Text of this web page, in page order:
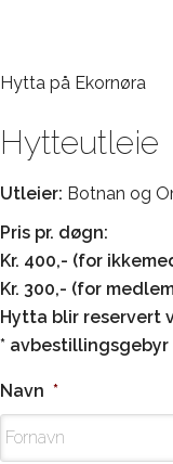
Hytta på Ekornøra
Hytteutleie
Utleier: Botnan og
Pris pr. døgn:
Kr. 400,- (for
Kr. 300,- (for
Hytta blir reservert
* avbestillingsgebyr
Navn *